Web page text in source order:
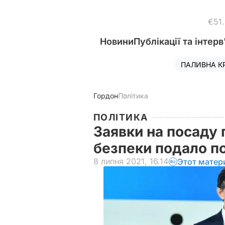
НовиниПублікації та
ПАЛИВНА
ГордонПолітика
ПОЛІТИКА
Заявки на посаду
безпеки подало
8 липня 2021, 16.14 Этот